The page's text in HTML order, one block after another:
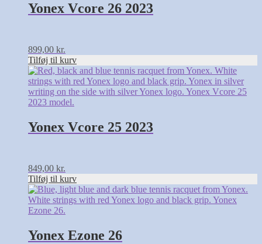
Yonex Vcore 26 2023
899,00 kr.
Tilføj til kurv
Yonex Vcore 25 2023
849,00 kr.
Tilføj til kurv
Yonex Ezone 26